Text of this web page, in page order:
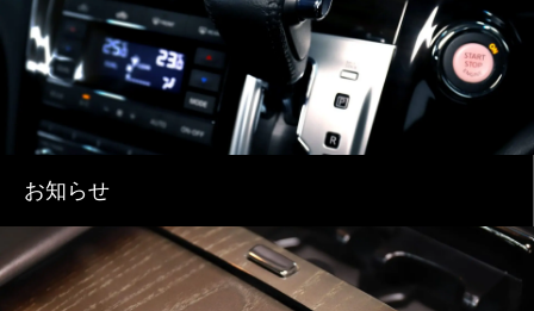
お知らせ